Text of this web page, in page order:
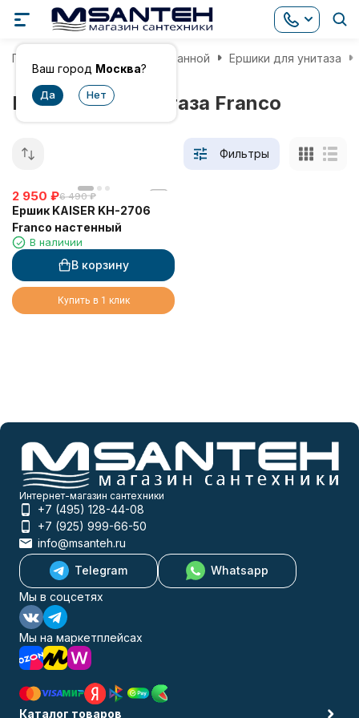
Ваш город Москва?
Главная Аксессуары для ванной Ершики для унитаза
Ершики для унитаза Franco
Фильтры
2 950 ₽6 490 ₽
Ершик KAISER KH-2706
Franco настенный
В наличии
В корзину
Купить в 1 клик
Интернет-магазин сантехники
+7 (495) 128-44-08
+7 (925) 999-66-50
info@msanteh.ru
Telegram
Whatsapp
Мы в соцсетях
Мы на маркетплейсах
Каталог товаров